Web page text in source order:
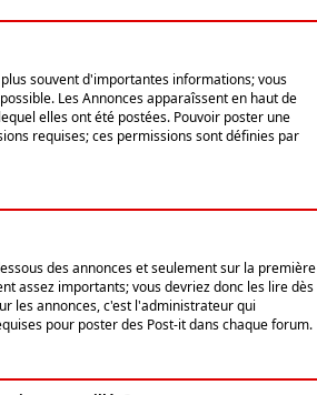
souvent d'importantes informations; vous
Les Annonces apparaîssent en haut de
elles ont été postées. Pouvoir poster une
requises; ces permissions sont définies par
des annonces et seulement sur la première
assez importants; vous devriez donc les lire dès
les annonces, c'est l'administrateur qui
pour poster des Post-it dans chaque forum.